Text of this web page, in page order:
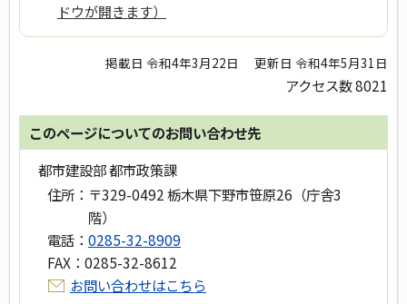
ドウが開きます）
掲載日 令和4年3月22日 更新日 令和4年5月31日
アクセス数8021
このページについてのお問い合わせ先
都市建設部 都市政策課
住所： 〒329-0492 栃木県下野市笹原26（庁舎3
階）
電話： 0285-32-8909
FAX： 0285-32-8612
お問い合わせはこちら